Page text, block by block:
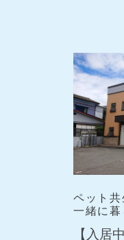
ペット
一緒に暮
【入居